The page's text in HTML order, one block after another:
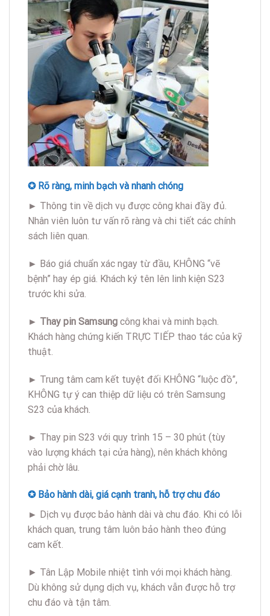
✪ Rõ ràng, minh bạch và nhanh chóng
► Thông tin về dịch vụ được công khai đầy đủ.
Nhân viên luôn tư vấn rõ ràng và chi tiết các chính
sách liên quan.
► Báo giá chuẩn xác ngay từ đầu, KHÔNG “vẽ
bệnh” hay ép giá. Khách ký tên lên linh kiện S23
trước khi sửa.
► Thay pin Samsung công khai và minh bạch.
Khách hàng chứng kiến TRỰC TIẾP thao tác của kỹ
thuật.
► Trung tâm cam kết tuyệt đối KHÔNG “luộc đồ”,
KHÔNG tự ý can thiệp dữ liệu có trên Samsung
S23 của khách.
► Thay pin S23 với quy trình 15 – 30 phút (tùy
vào lượng khách tại cửa hàng), nên khách không
phải chờ lâu.
✪ Bảo hành dài, giá cạnh tranh, hỗ trợ chu đáo
► Dịch vụ được bảo hành dài và chu đáo. Khi có lỗi
khách quan, trung tâm luôn bảo hành theo đúng
cam kết.
► Tân Lập Mobile nhiệt tình với mọi khách hàng.
Dù không sử dụng dịch vụ, khách vẫn được hỗ trợ
chu đáo và tận tâm.